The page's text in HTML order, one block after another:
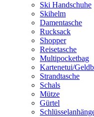
Ski Handschuhe
Skihelm
Damentasche
Rucksack
Shopper
Reisetasche
Multipocketbag
Kartenetui/
Strandtasche
Schals
Mütze
Gürtel